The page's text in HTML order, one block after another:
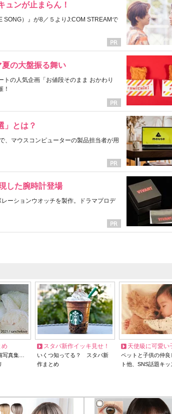
ュンが止まらん！
SONG）』が8／５よりJ:COM STREAMで
の大盤振る舞い
の人気企画「お値段そのまま おかわり
！
」とは？
、マウスコンピューターの製品担当者が用
した腕時計登場
ーションウオッチを製作。ドラマプロデ
め
写真集…
スタバ新作イッキ見せ！
いくつ知ってる？ スタバ新
作まとめ
天使級に可愛い
ペットと子供の仲良
ト他、SNS話題キ